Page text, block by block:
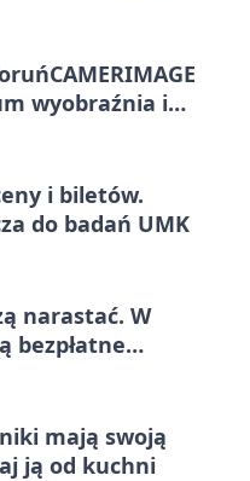
wyobraźnia i
i biletów.
do badań UMK
narastać. W
bezpłatne
mają swoją
ją od kuchni